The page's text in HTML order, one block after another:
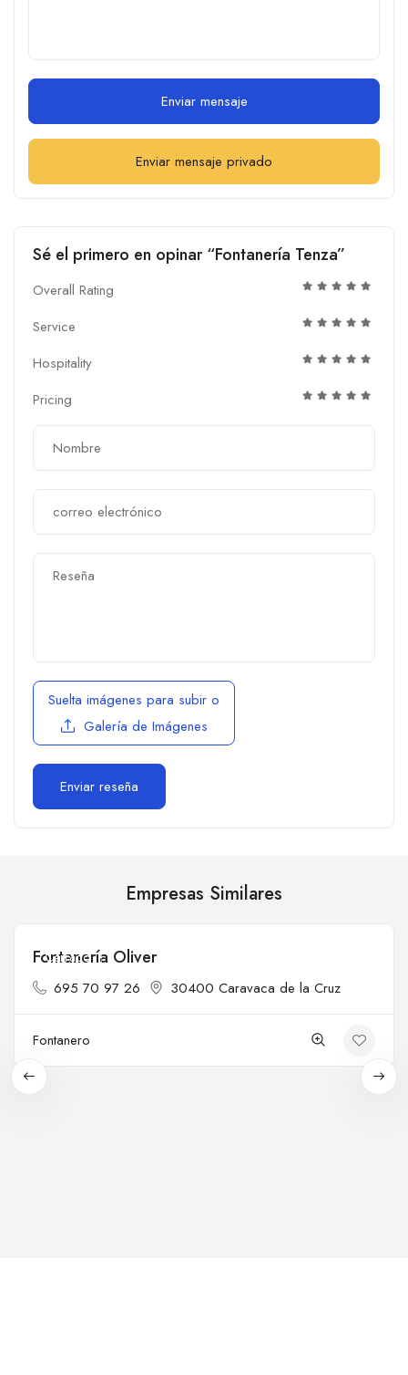
Enviar mensaje
Enviar mensaje privado
Sé el primero en opinar “Fontanería Tenza”
Overall Rating
Service
Hospitality
Pricing
Suelta imágenes para subir o
Galería de Imágenes
Empresas Similares
Cerrado
Fontanería Oliver
695 70 97 26 30400 Caravaca de la Cruz
Fontanero